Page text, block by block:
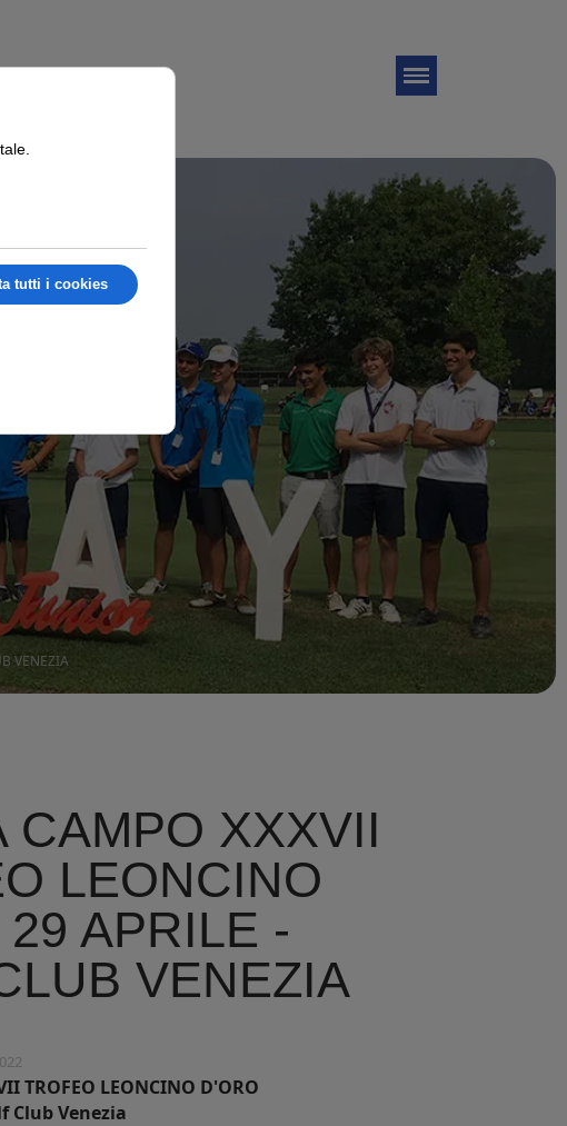
VENEZIA
CAMPO XXXVII
LEONCINO
APRILE -
VENEZIA
TROFEO LEONCINO D'ORO
Club Venezia